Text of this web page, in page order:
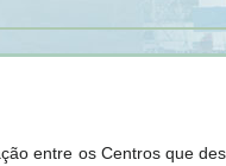
entre os Centros que